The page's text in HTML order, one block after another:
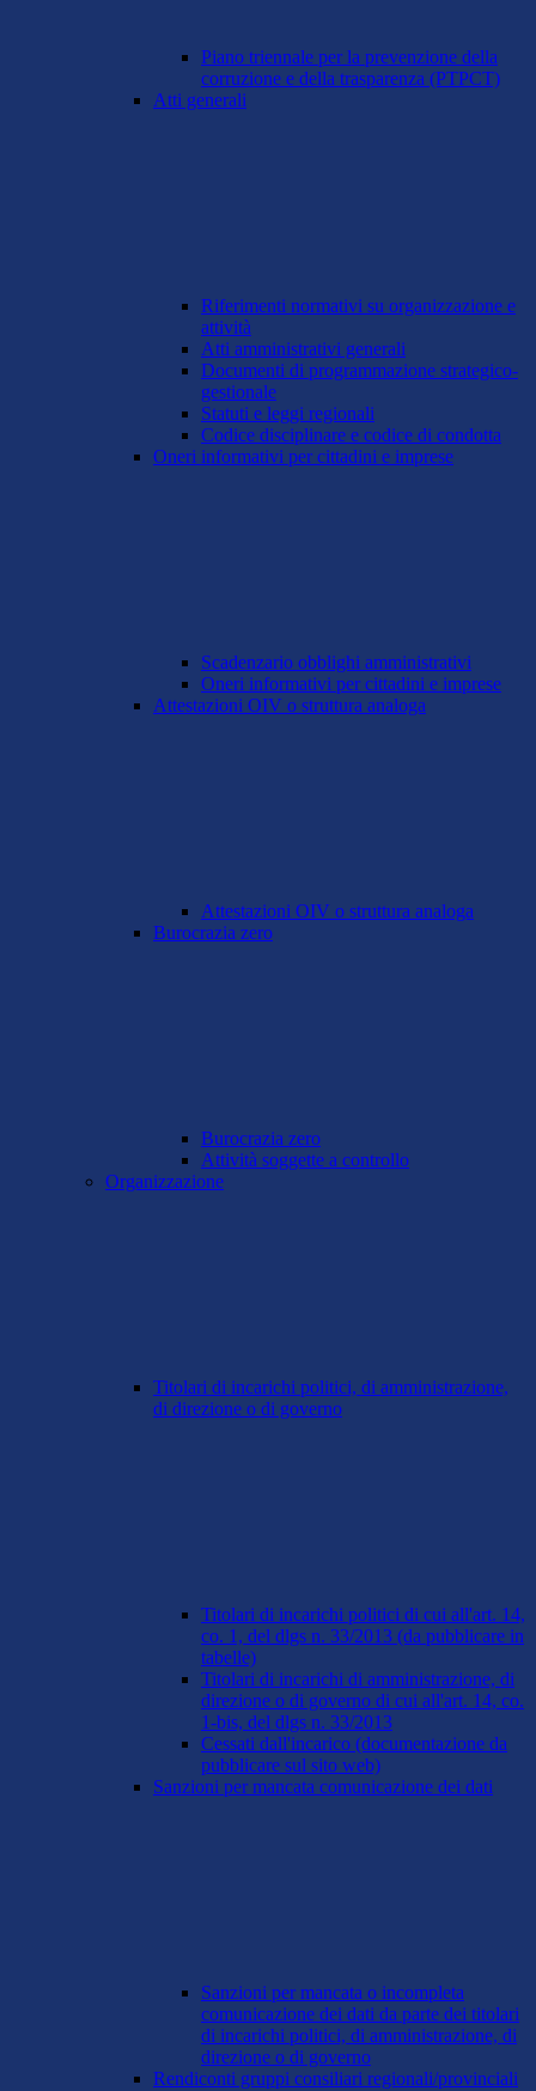
Piano triennale per la prevenzione della
corruzione e della trasparenza (PTPCT)
Atti generali
Riferimenti normativi su organizzazione e
attività
Atti amministrativi generali
Documenti di programmazione strategico-
gestionale
Statuti e leggi regionali
Codice disciplinare e codice di condotta
Oneri informativi per cittadini e imprese
Scadenzario obblighi amministrativi
Oneri informativi per cittadini e imprese
Attestazioni OIV o struttura analoga
Attestazioni OIV o struttura analoga
Burocrazia zero
Burocrazia zero
Attività soggette a controllo
Organizzazione
Titolari di incarichi politici, di amministrazione,
di direzione o di governo
Titolari di incarichi politici di cui all'art. 14,
co. 1, del dlgs n. 33/2013 (da pubblicare in
tabelle)
Titolari di incarichi di amministrazione, di
direzione o di governo di cui all'art. 14, co.
1-bis, del dlgs n. 33/2013
Cessati dall'incarico (documentazione da
pubblicare sul sito web)
Sanzioni per mancata comunicazione dei dati
Sanzioni per mancata o incompleta
comunicazione dei dati da parte dei titolari
di incarichi politici, di amministrazione, di
direzione o di governo
Rendiconti gruppi consiliari regionali/provinciali